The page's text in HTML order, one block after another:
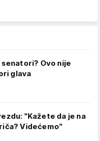
Ovo nije
glava
"Kažete da je na
Videćemo"